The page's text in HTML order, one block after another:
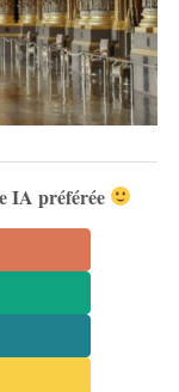
IA préférée